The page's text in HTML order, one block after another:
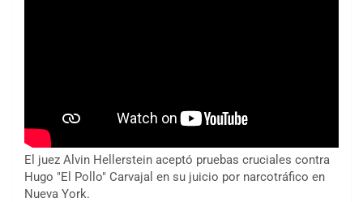
El juez Alvin Hellerstein aceptó pruebas cruciales contra
Hugo "El Pollo" Carvajal en su juicio por narcotráfico en
Nueva York.